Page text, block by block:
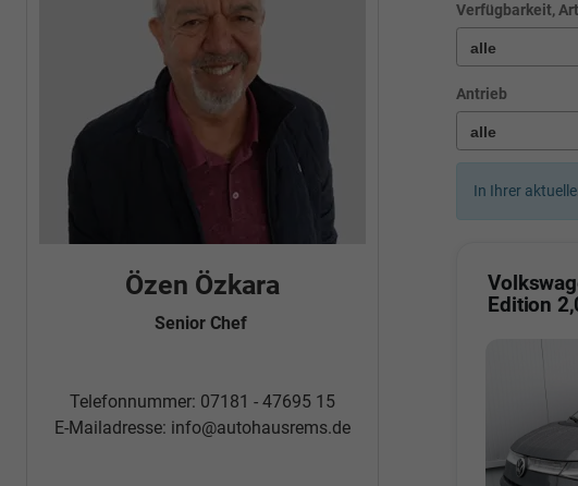
Verfügbarkeit, Art
Antrieb
In Ihrer
Edition
Özen Özkara
Senior Chef
Telefonnummer: 07181 - 47695 15
E-Mailadresse: info@autohausrems.de
Fatma
Telefonnummer: